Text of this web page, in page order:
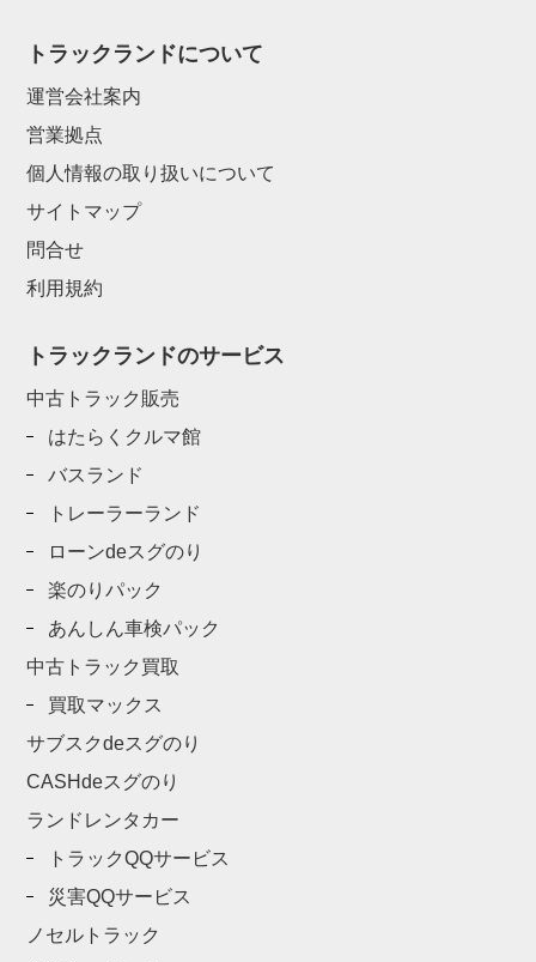
トラックランドについて
運営会社案内
営業拠点
個人情報の取り扱いについて
サイトマップ
問合せ
利用規約
トラックランドのサービス
中古トラック販売
はたらくクルマ館
バスランド
トレーラーランド
ローンdeスグのり
楽のりパック
あんしん車検パック
中古トラック買取
買取マックス
サブスクdeスグのり
CASHdeスグのり
ランドレンタカー
トラックQQサービス
災害QQサービス
ノセルトラック